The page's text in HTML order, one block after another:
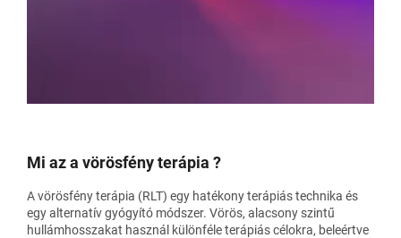
Mi az a vörösfény terápia ?
A vörösfény terápia (RLT) egy hatékony terápiás technika és
egy alternatív gyógyító módszer. Vörös, alacsony szintű
hullámhosszakat használ különféle terápiás célokra, beleértve